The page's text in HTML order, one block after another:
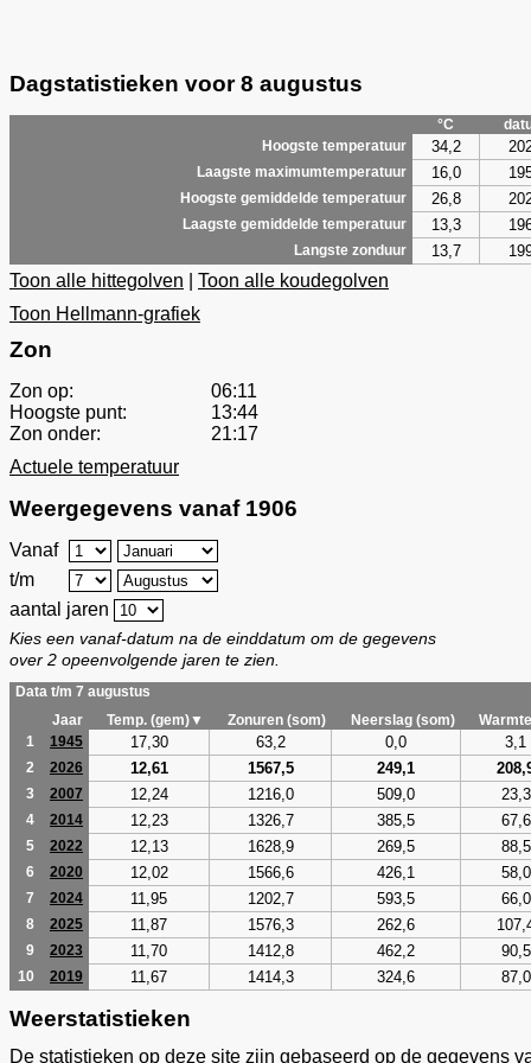
Dagstatistieken voor 8 augustus
°C
Hoogste temperatuur
34,2
Laagste maximumtemperatuur 16,0
Hoogste gemiddelde temperatuur 26,8
Laagste gemiddelde temperatuur 13,3
Langste zonduur 13,7
Toon alle hittegolven
Toon alle koudegolven
Toon Hellmann-grafiek
Zon
Zon op:
06:11
Hoogste punt:
13:44
Zon onder:
21:17
Actuele temperatuur
Weergegevens vanaf 1906
Vanaf
t/m
aantal jaren
Kies een vanaf-datum na de einddatum om de gegevens
over 2 opeenvolgende jaren te zien.
Data t/m 7 augustus
Jaar
Temp. (gem)▼ Zonuren (som) Neerslag (som)
1
1945 17,30 63,2 0,0 3,1
2 2026 12,61 1567,5 249,1
3 2007 12,24 1216,0 509,0 23,3
4 2014 12,23 1326,7 385,5 67,6
5 2022 12,13 1628,9 269,5 88,5
6 2020 12,02 1566,6 426,1 58,0
7 2024 11,95 1202,7 593,5 66,0
8 2025 11,87 1576,3 262,6
9 2023 11,70 1412,8 462,2 90,5
10 2019 11,67 1414,3 324,6 87,0
Weerstatistieken
De statistieken op deze site zijn gebaseerd op de gegevens